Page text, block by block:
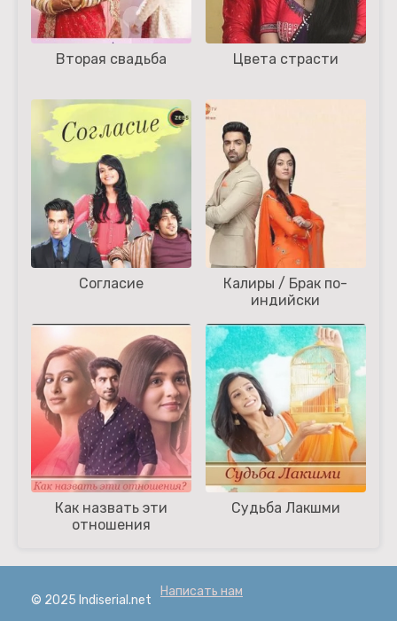
Вторая свадьба Цвета страсти
Согласие
Калиры / Брак по-
индийски
Как назвать эти
отношения
Судьба Лакшми
© 2025 Indiserial.net
Написать нам